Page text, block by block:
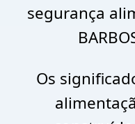
segurança
Os